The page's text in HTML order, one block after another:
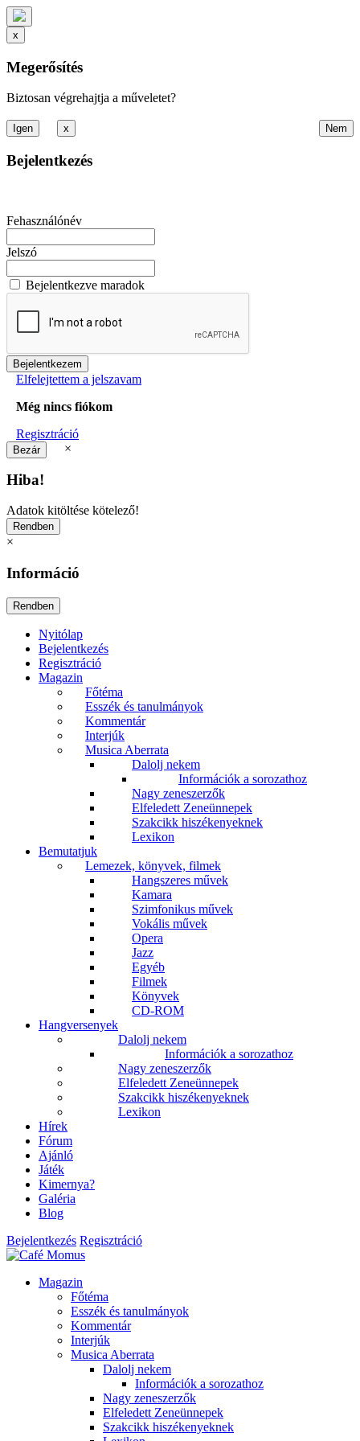
x
Megerősítés
Biztosan végrehajtja a műveletet?
x
Bejelentkezés
Fehasználónév
Jelszó
Bejelentkezve maradok
Elfelejtettem a jelszavam
Még nincs fiókom
Regisztráció
×
Hiba!
Adatok kitöltése kötelező!
×
Információ
Nyitólap
Bejelentkezés
Regisztráció
Magazin
Főtéma
Esszék és tanulmányok
Kommentár
Interjúk
Musica Aberrata
Dalolj nekem
Információk a sorozathoz
Nagy zeneszerzők
Elfeledett Zeneünnepek
Szakcikk hiszékenyeknek
Lexikon
Bemutatjuk
Lemezek, könyvek, filmek
Hangszeres művek
Kamara
Szimfonikus művek
Vokális művek
Opera
Jazz
Egyéb
Filmek
Könyvek
CD-ROM
Hangversenyek
Dalolj nekem
Információk a sorozathoz
Nagy zeneszerzők
Elfeledett Zeneünnepek
Szakcikk hiszékenyeknek
Lexikon
Hírek
Fórum
Ajánló
Játék
Kimernya?
Galéria
Blog
Bejelentkezés Regisztráció
Magazin
Főtéma
Esszék és tanulmányok
Kommentár
Interjúk
Musica Aberrata
Dalolj nekem
Információk a sorozathoz
Nagy zeneszerzők
Elfeledett Zeneünnepek
Szakcikk hiszékenyeknek